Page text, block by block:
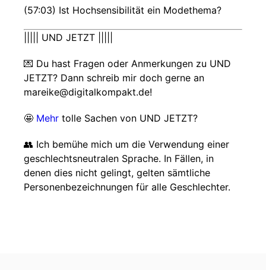
(57:03) Ist Hochsensibilität ein Modethema?
||||| UND JETZT |||||
💌 Du hast Fragen oder Anmerkungen zu UND
JETZT? Dann schreib mir doch gerne an
mareike@digitalkompakt.de!
🤩 Mehr tolle Sachen von UND JETZT?
👥 Ich bemühe mich um die Verwendung einer
geschlechtsneutralen Sprache. In Fällen, in
denen dies nicht gelingt, gelten sämtliche
Personenbezeichnungen für alle Geschlechter.